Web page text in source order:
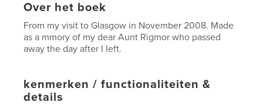
Over het boek
From my visit to Glasgow in November 2008. Made
as a mmory of my dear Aunt Rigmor who passed
away the day after I left.
kenmerken / functionaliteiten &
details